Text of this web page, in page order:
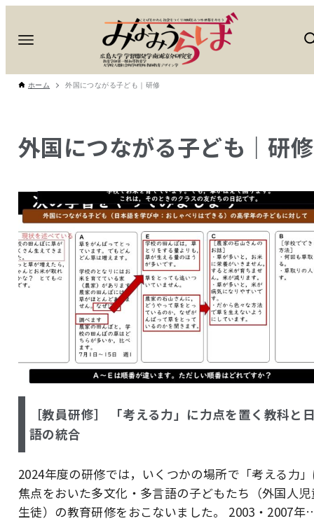
ホーム 外国につながる子ども｜研修
外国につながる子ども｜研修
［教員研修］ 「考える力」に力点を置く教科と
語の統合
2024年度の研修では，いくつかの場所で「考える力
焦点をおいた多文化・多言語の子どもたち（外国人児
生徒）の教育研修をおこないました。 2003・2007